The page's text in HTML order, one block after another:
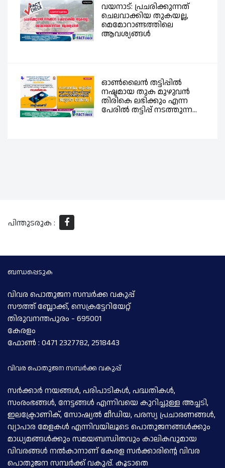
വയനാട്: പ്രചരിക്കുന്നത്
ചെലവാക്കിയ തുകയല്ല,
മെമോറാണ്ടത്തിലെ
ആവശ്യങ്ങൾ
ഓൺലൈൻ തട്ടിപ്പിൽ
നഷ്ടമായ തുക മുഴുവൻ
തിരികെ ലഭിക്കും എന്ന
പേരിൽ തട്ടിപ്പ് നടത്തുന്ന...
പിന്തുടരുക :
ബന്ധപ്പെടുക
വിവര പൊതുജന സമ്പര്‍ക്ക വകുപ്പ്
സൗത്ത് ബ്ലോക്ക്, സെക്രട്ടേറിയേറ്റ്
തിരുവനന്തപുരം - 695001
കേരളം
ഫോണ്‍ : 0471 2327782, 2518443
വിവര പൊതുജന സമ്പര്‍ക്ക വകുപ്പ്
സര്‍ക്കാര്‍ നയങ്ങള്‍, പരിപാടികള്‍, പദ്ധതികള്‍,
സംരംഭങ്ങള്‍, നേട്ടങ്ങള്‍ എന്നിവയെ കുറിച്ചുള്ള അച്ചടി,
ഇലക്ട്രോണിക്, സോഷ്യല്‍ മീഡിയ, പരസ്യ പ്രചാരണങ്ങള്‍,
വ്യാപാര മേളകള്‍ എന്നിവയിലൂടെ പൊതുജനങ്ങള്‍ക്കും
മാധ്യമങ്ങള്‍ക്കും സമയബന്ധിതവും കാലികവുമായ
വിവരങ്ങള്‍ നല്‍കാനാണ് കേരള സര്‍ക്കാരിന്റെ വിവര
പൊതുജന സമ്പര്‍ക്ക് വകുപ്പ്. കൂടാതെ